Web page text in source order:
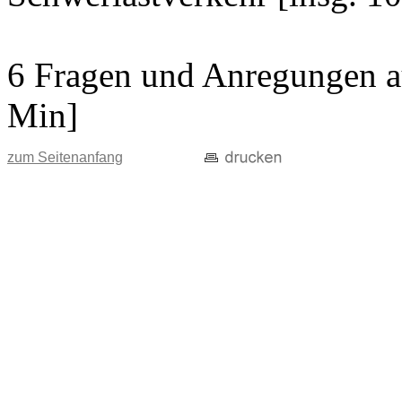
6 Fragen und Anregungen
Min]
zum Seitenanfang